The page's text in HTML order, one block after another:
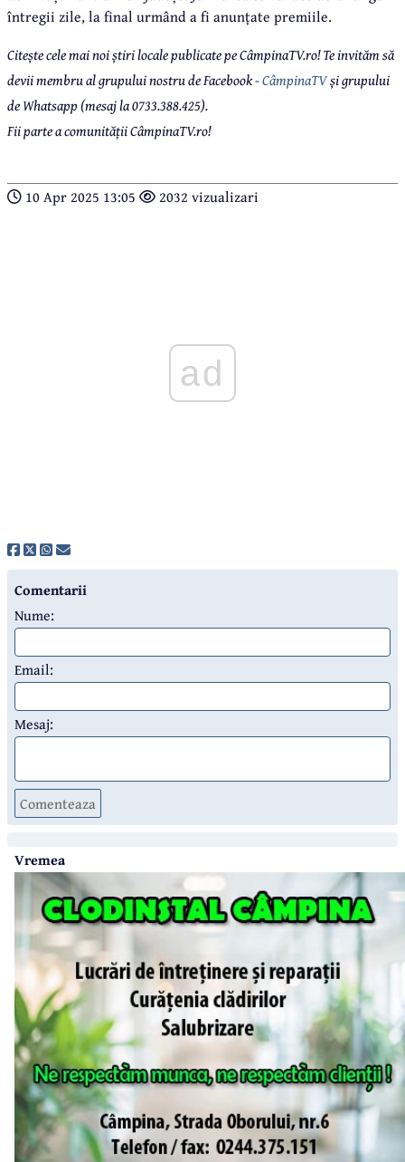
întregii zile, la final urmând a fi anunțate premiile.
Citește cele mai noi știri locale publicate pe CâmpinaTV.ro! Te invităm să
devii membru al grupului nostru de Facebook -CâmpinaTVși grupului
de Whatsapp (mesaj la 0733.388.425).
Fii parte a comunității CâmpinaTV.ro!
10 Apr 2025 13:05 2032 vizualizari
ad
Comentarii
Nume:
Email:
Mesaj:
Comenteaza
Vremea